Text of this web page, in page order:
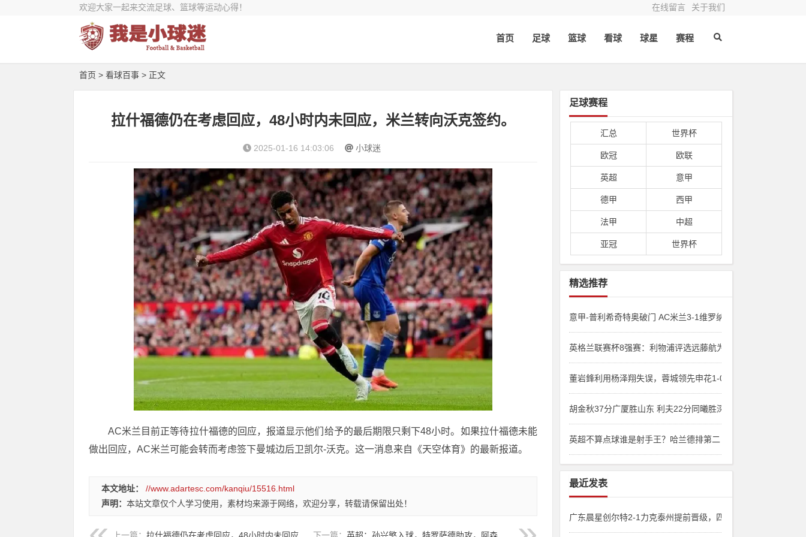
欢迎大家一起来交流足球、篮球等运动心得！ 在线留言 关于我们
首页 足球 篮球 看球 球星 赛程
首页 > 看球百事 > 正文
拉什福德仍在考虑回应，48小时内未回应，米兰转向沃克签约。
2025-01-16 14:03:06 小球迷
AC米兰目前正等待拉什福德的回应，报道显示他们给予的最后期限只剩下48小时。如果拉什福德未能
做出回应，AC米兰可能会转而考虑签下曼城边后卫凯尔-沃克。这一消息来自《天空体育》的最新报道。
本文地址：
//www.adartesc.com/kanqiu/15516.html
声明： 本站文章仅个人学习使用，素材均来源于网络，欢迎分享，转载请保留出处！
足球赛程
汇总 世界杯
欧冠 欧联
英超 意甲
德甲 西甲
法甲 中超
亚冠 世界杯
精选推荐
意甲-普利希奇特奥破门 AC米兰3-1维罗纳
英格兰联赛杯8强赛：利物浦评选远藤航为最佳球员
董岩鋒利用杨泽翔失误，蓉城领先申花1-0
胡金秋37分广厦胜山东 利夫22分同曦胜深圳
英超不算点球谁是射手王？哈兰德排第二
最近发表
广东晨星创尔特2-1力克泰州提前晋级，四连胜淬炼冲乙韧性